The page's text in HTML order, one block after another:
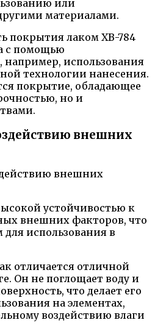
или
материалами.
покрытия лаком ХВ-784
с помощью
использования
технологии нанесения.
покрытие, обладающее
но и
внешних
устойчивостью к
внешних факторов, что
для использования в
отличается отличной
Он не поглощает воду и
что делает его
на элементах,
воздействию влаги